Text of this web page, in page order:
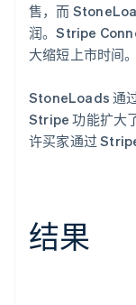
售，而
润。Stripe
大缩短上市时间。
StoneLoads 通
Stripe 功能扩大
许买家通过
结果